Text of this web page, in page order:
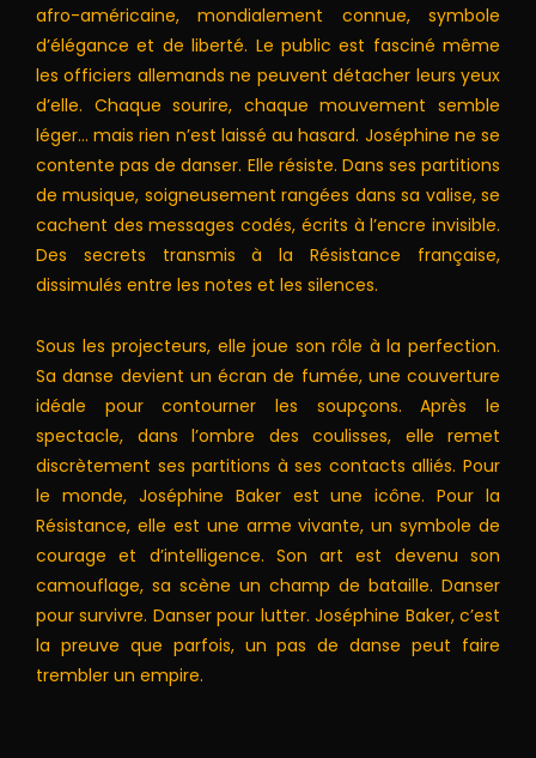
afro-américaine, mondialement connue, symbole
d’élégance et de liberté. Le public est fasciné même
les officiers allemands ne peuvent détacher leurs yeux
d’elle. Chaque sourire, chaque mouvement semble
léger… mais rien n’est laissé au hasard. Joséphine ne se
contente pas de danser. Elle résiste. Dans ses partitions
de musique, soigneusement rangées dans sa valise, se
cachent des messages codés, écrits à l’encre invisible.
Des secrets transmis à la Résistance française,
dissimulés entre les notes et les silences.
Sous les projecteurs, elle joue son rôle à la perfection.
Sa danse devient un écran de fumée, une couverture
idéale pour contourner les soupçons. Après le
spectacle, dans l’ombre des coulisses, elle remet
discrètement ses partitions à ses contacts alliés. Pour
le monde, Joséphine Baker est une icône. Pour la
Résistance, elle est une arme vivante, un symbole de
courage et d’intelligence. Son art est devenu son
camouflage, sa scène un champ de bataille. Danser
pour survivre. Danser pour lutter. Joséphine Baker, c’est
la preuve que parfois, un pas de danse peut faire
trembler un empire.